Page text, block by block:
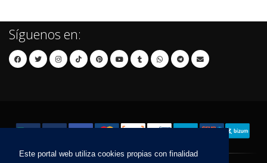
Este portal web utiliza cookies propias con finalidad
Síguenos en: